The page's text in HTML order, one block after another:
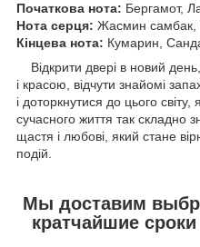
Початкова нота: Бергамот,
Нота серця: Жасмин самбак,
Кінцева нота: Кумарин,
Відкрити двері в новий
і красою, відчути знайомі
і доторкнутися до цього
сучасного життя так складно
щастя і любові, який стане
подій.
Мы доставим
кратчайшие